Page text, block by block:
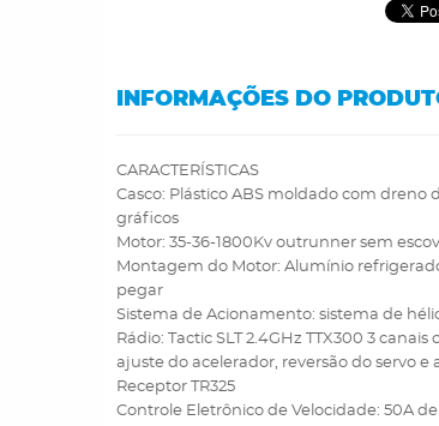
INFORMAÇÕES DO
CARACTERÍSTICAS
Casco: Plástico ABS moldado com dreno
gráficos
Motor: 35-36-1800Kv outrunner sem
Montagem do Motor: Alumínio
pegar
Sistema de Acionamento: sistema de
Rádio: Tactic SLT 2.4GHz TTX300 3
ajuste do acelerador, reversão do servo e
Receptor TR325
Controle Eletrônico de Velocidade: 50A